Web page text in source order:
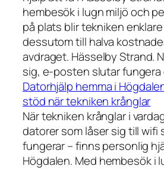
hembesök i lugn miljö och
på plats blir tekniken
dessutom till halva
avdraget. Hässelby Strand.
sig, e-posten slutar fungera
Datorhjälp hemma i
stöd när tekniken krånglar
När tekniken krånglar i
datorer som låser sig till wifi
fungerar – finns personlig
Högdalen. Med hembesök i